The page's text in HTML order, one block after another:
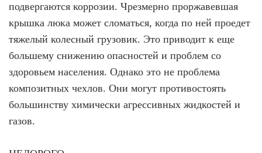
подвергаются коррозии. Чрезмерно проржавевшая
крышка люка может сломаться, когда по ней проедет
тяжелый колесный грузовик. Это приводит к еще
большему снижению опасностей и проблем со
здоровьем населения. Однако это не проблема
композитных чехлов. Они могут противостоять
большинству химически агрессивных жидкостей и
газов.